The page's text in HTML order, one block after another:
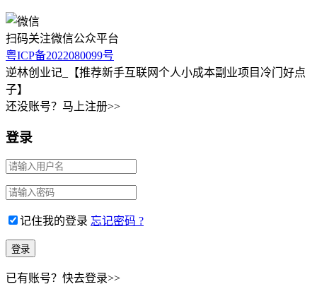
扫码关注微信公众平台
粤ICP备2022080099号
逆林创业记_【推荐新手互联网个人小成本副业项目冷门好点
子】
还没账号？马上注册>>
登录
记住我的登录 忘记密码 ?
已有账号？快去登录>>